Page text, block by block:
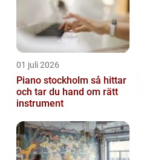
01 juli 2026
Piano stockholm så hittar
och tar du hand om rätt
instrument